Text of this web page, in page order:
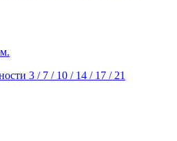
3 / 7 / 10 / 14 / 17 / 21